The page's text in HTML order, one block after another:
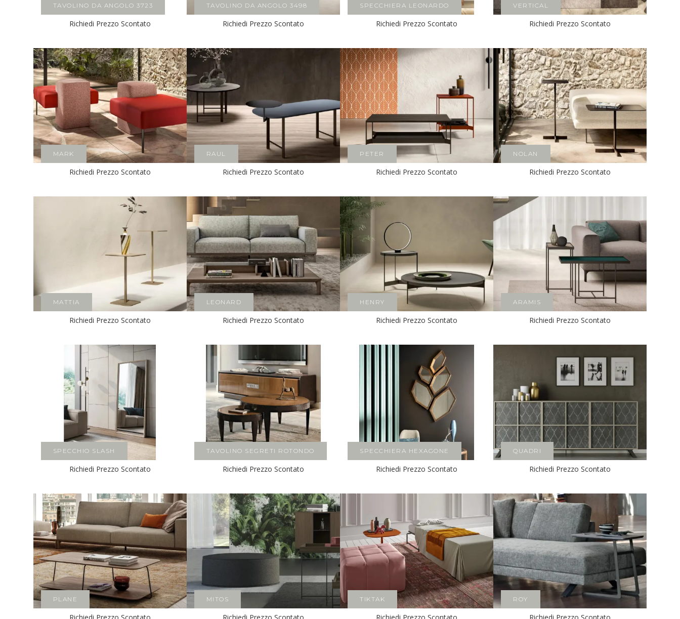
TAVOLINO DA ANGOLO 3723
Richiedi Prezzo Scontato
TAVOLINO DA ANGOLO 3498
Richiedi Prezzo Scontato
SPECCHIERA LEONARDO
Richiedi Prezzo Scontato
VERTICAL
Richiedi Prezzo Scontato
MARK
Richiedi Prezzo Scontato
RAUL
Richiedi Prezzo Scontato
PETER
Richiedi Prezzo Scontato
NOLAN
Richiedi Prezzo Scontato
MATTIA
Richiedi Prezzo Scontato
LEONARD
Richiedi Prezzo Scontato
HENRY
Richiedi Prezzo Scontato
ARAMIS
Richiedi Prezzo Scontato
SPECCHIO SLASH
Richiedi Prezzo Scontato
TAVOLINO SEGRETI ROTONDO
Richiedi Prezzo Scontato
SPECCHIERA HEXAGONE
Richiedi Prezzo Scontato
QUADRI
Richiedi Prezzo Scontato
PLANE MITOS TIKTAK ROY